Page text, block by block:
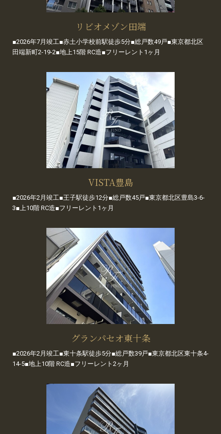
リビオメゾン田端
■2026年7月竣工■赤土小学校前駅徒歩5分■総戸数49戸■東京都北区
田端新町2-19-2■地上15階 RC造■フリーレント1ヶ月
VISTA豊島
■2026年2月竣工■王子駅徒歩12分■総戸数45戸■東京都北区豊島3-6-
3■上10階 RC造■フリーレント1ヶ月
グランパセオ東十条
■2026年2月竣工■東十条駅徒歩5分■総戸数39戸■東京都北区東十条4-
14-5■地上10階 RC造■フリーレント2ヶ月